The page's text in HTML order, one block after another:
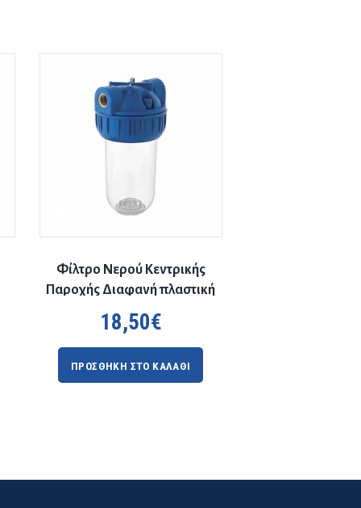
Φίλτρο Νερού Κεντρικής
Παροχής Διαφανή πλαστική
7”
18,50€
ΠΡΟΣΘΗΚΗ ΣΤΟ ΚΑΛΑΘΙ